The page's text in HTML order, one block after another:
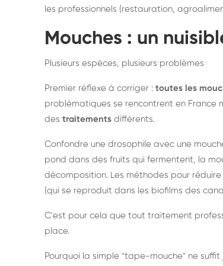
les professionnels (restauration,
Mouches : un
Plusieurs espèces, plusieurs problèmes
Premier réflexe à corriger : toutes les
problématiques se rencontrent en France
des traitements différents.
Confondre une drosophile avec une
pond dans des fruits qui fermentent, la
décomposition. Les méthodes pour
(qui se reproduit dans les biofilms des
C'est pour cela que tout traitement
place.
Pourquoi la simple "tape-mouche" ne suffit